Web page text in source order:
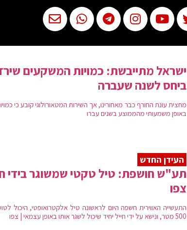
ישראל מתייבשת: כמויות המשקעים
ביחס לשנה שעברה
מחצית עונת החורף כבר מאחורינו, אך השירות המטאורולוגי קובע כי
באופן משמעותי מהממוצע בשנים עברו
העידן החדש
תע"ש חושפת: טיל טקטי שמשוגר בידי
צפו
500 מטר, ונישא על ידי חייל יחיד שיכול לשגר אותו באופן עצמאי | צפו